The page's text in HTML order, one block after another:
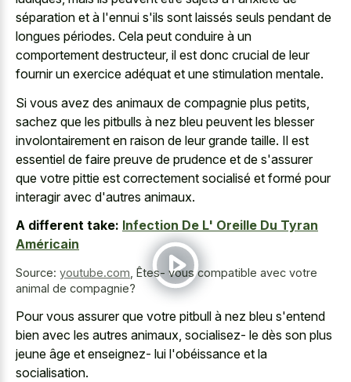
séparation et à l'ennui s'ils sont laissés seuls pendant de
longues périodes. Cela peut conduire à un
comportement destructeur, il est donc crucial de leur
fournir un exercice adéquat et une stimulation mentale.
Si vous avez des animaux de compagnie plus petits,
sachez que les pitbulls à nez bleu peuvent les blesser
involontairement en raison de leur grande taille. Il est
essentiel de faire preuve de prudence et de s'assurer
que votre pittie est correctement socialisé et formé pour
interagir avec d'autres animaux.
A different take: Infection De L' Oreille Du Tyran
Américain
Source: youtube.com Êtes- vous compatible avec votre
animal de compagnie?
Pour vous assurer que votre pitbull à nez bleu s'entend
bien avec les autres animaux, socialisez- le dès son plus
jeune âge et enseignez- lui l'obéissance et la
socialisation.